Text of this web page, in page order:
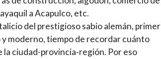
a Acapulco, etc.
del prestigioso sabio alemán, primer
moderno, tiempo de recordar cuánto
la ciudad-provincia-región. Por eso